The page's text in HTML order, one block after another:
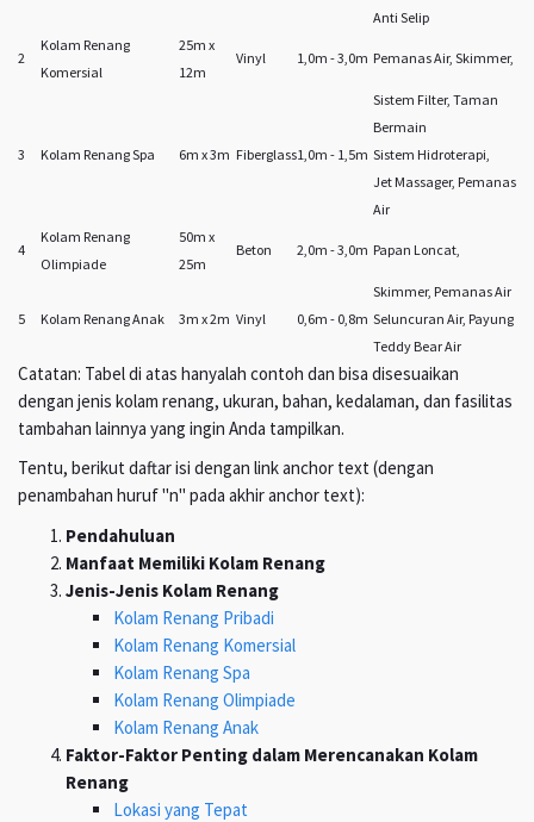
Anti Selip
2
Kolam Renang
Komersial
25m x
12m
Vinyl 1,0m - 3,0m Pemanas Air, Skimmer,
Sistem Filter, Taman
Bermain
3
Kolam Renang Spa 6m x 3m Fiberglass1,0m - 1,5m Sistem Hidroterapi,
Jet Massager, Pemanas
Air
4
Kolam Renang
Olimpiade
50m x
25m
Beton 2,0m - 3,0m Papan Loncat,
Skimmer, Pemanas Air
5
Kolam Renang Anak 3m x 2m Vinyl 0,6m - 0,8m Seluncuran Air, Payung
Teddy Bear Air
Catatan: Tabel di atas hanyalah contoh dan bisa disesuaikan
dengan jenis kolam renang, ukuran, bahan, kedalaman, dan fasilitas
tambahan lainnya yang ingin Anda tampilkan.
Tentu, berikut daftar isi dengan link anchor text (dengan
penambahan huruf "n" pada akhir anchor text):
Pendahuluan
Manfaat Memiliki Kolam Renang
Jenis-Jenis Kolam Renang
Kolam Renang Pribadi
Kolam Renang Komersial
Kolam Renang Spa
Kolam Renang Olimpiade
Kolam Renang Anak
Faktor-Faktor Penting dalam Merencanakan Kolam
Renang
Lokasi yang Tepat